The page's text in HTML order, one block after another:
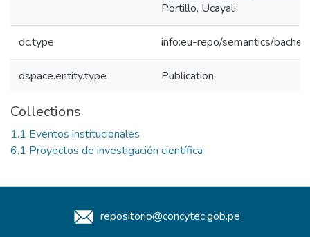
Portillo, Ucayali
dc.type info:eu-repo/semantics/
dspace.entity.type Publication
Collections
1.1 Eventos institucionales
6.1 Proyectos de investigación científica
repositorio@concytec.gob.pe